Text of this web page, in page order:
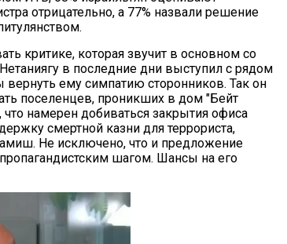
отрицательно, а 77% назвали решение
критике, которая звучит в основном со
в последние дни выступил с рядом
ему симпатию сторонников. Так он
поселенцев, проникших в дом "Бейт
намерен добиваться закрытия офиса
смертной казни для террориста,
Не исключено, что и предложение
шагом. Шансы на его